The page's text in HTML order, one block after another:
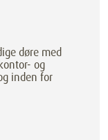
døre med
og
inden for